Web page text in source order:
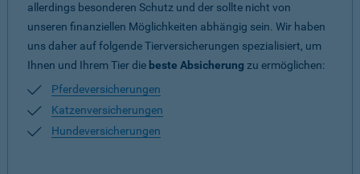
allerdings besonderen Schutz und der sollte nicht von
unseren finanziellen Möglichkeiten abhängig sein. Wir haben
uns daher auf folgende Tierversicherungen spezialisiert, um
Ihnen und Ihrem Tier die beste Absicherung zu ermöglichen:
Pferdeversicherungen
Katzenversicherungen
Hundeversicherungen